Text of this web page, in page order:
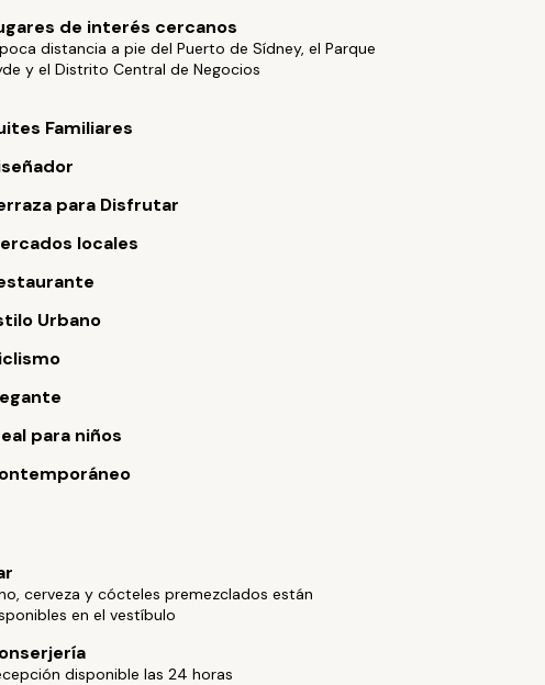
de interés cercanos
distancia a pie del Puerto de Sídney, el Parque
y el Distrito Central de Negocios
Familiares
para Disfrutar
locales
Urbano
para niños
cerveza y cócteles premezclados están
en el vestíbulo
disponible las 24 horas